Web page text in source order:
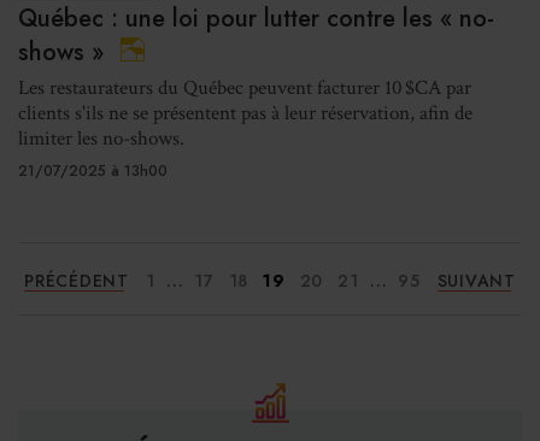
Québec : une loi pour lutter contre les « no-
shows »
Les restaurateurs du Québec peuvent facturer 10 $CA par
clients s'ils ne se présentent pas à leur réservation, afin de
limiter les no-shows.
21/07/2025 à 13h00
PRÉCÉDENT 1 ... 17 18 19 20 21 ... 95 SUIVANT